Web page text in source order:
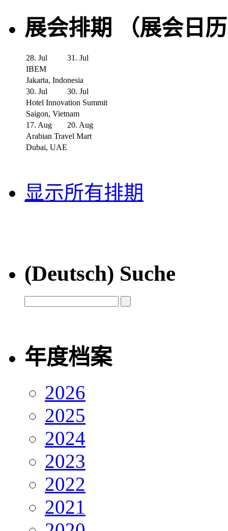
展会排期 （展会日
28. Jul
31. Jul
IBEM
Jakarta, Indonesia
30. Jul
30. Jul
Hotel Innovation Summit
Saigon, Vietnam
17. Aug
20. Aug
Arabian Travel Mart
Dubai, UAE
显示所有排期
(Deutsch) Suche
年度档案
2026
2025
2024
2023
2022
2021